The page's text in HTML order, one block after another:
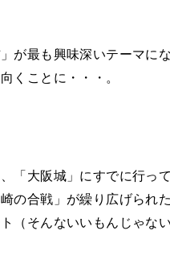
」が最も興味深いテーマに
くことに・・・。
、「大阪城」にすでに行っ
の合戦」が繰り広げられ
（そんないいもんじゃな